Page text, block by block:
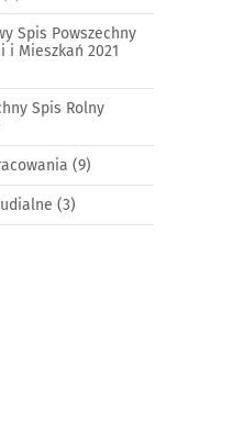
Spis Powszechny
i Mieszkań 2021
Spis Rolny
(9)
(3)